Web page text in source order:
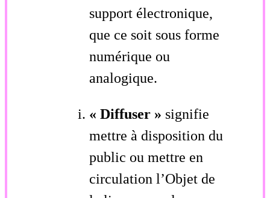
support électronique,
que ce soit sous forme
numérique ou
analogique.
« Diffuser » signifie
mettre à disposition du
public ou mettre en
circulation l’Objet de